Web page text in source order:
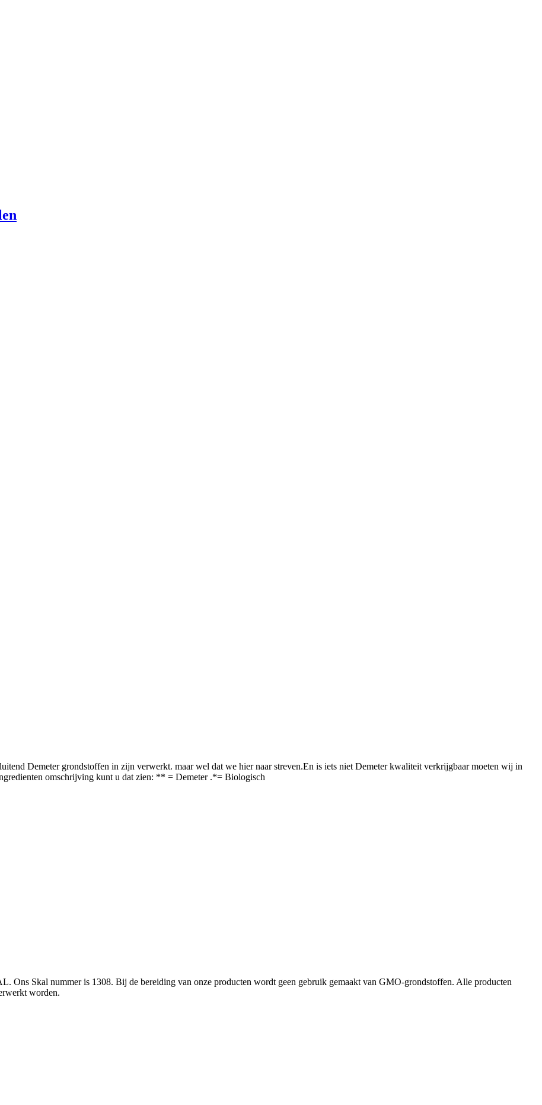
Demeter grondstoffen in zijn verwerkt. maar wel dat we hier naar streven.En is iets niet Demeter kwaliteit verkrijgbaar moeten wij in
omschrijving kunt u dat zien: ** = Demeter .*= Biologisch
Ons Skal nummer is 1308. Bij de bereiding van onze producten wordt geen gebruik gemaakt van GMO-grondstoffen. Alle producten
worden.